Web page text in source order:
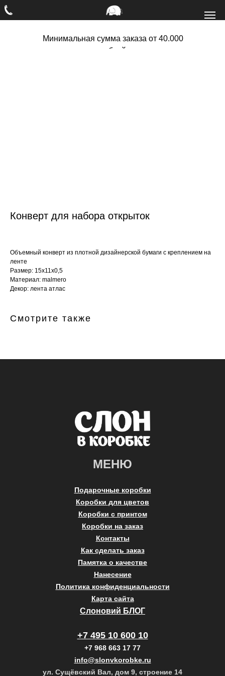
Минимальная сумма заказа от 40.000
рублей
Конверт для набора открыток
Объемный конверт из плотной дизайнерской бумаги с креплением на
ленте
Размер: 15х11х0,5
Материал: malmero
Декор: лента атлас
Смотрите также
МЕНЮ
Подарочные коробки
Коробки для цветов
Коробки с принтом
Коробки на заказ
Контакты
Как сделать заказ
Памятка о качестве
Нанесение
Политика конфиденциальности
Карта сайта
Слоновий БЛОГ
+7 495 10 600 10
+7 968 663 17 77
info@slonvkorobke.ru
ул. Сущёвский Вал, дом 9, строение 14